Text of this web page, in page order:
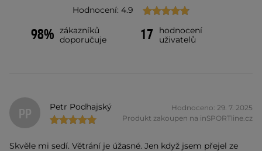
Hodnocení: 4.9
98% zákazníků
doporučuje
17
hodnocení
uživatelů
PP Petr Podhajský
Hodnoceno: 29. 7. 2025
Produkt zakoupen na inSPORTline.cz
Skvěle mi sedí. Větrání je úžasné. Jen když jsem přejel ze